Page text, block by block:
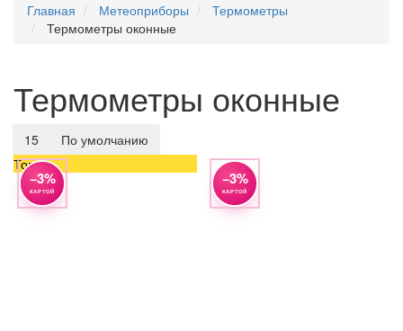
Главная
Метеоприборы
Термометры
Термометры оконные
Термометры оконные
15
По умолчанию
Топ
−3%
КАРТОЙ
−3%
КАРТОЙ